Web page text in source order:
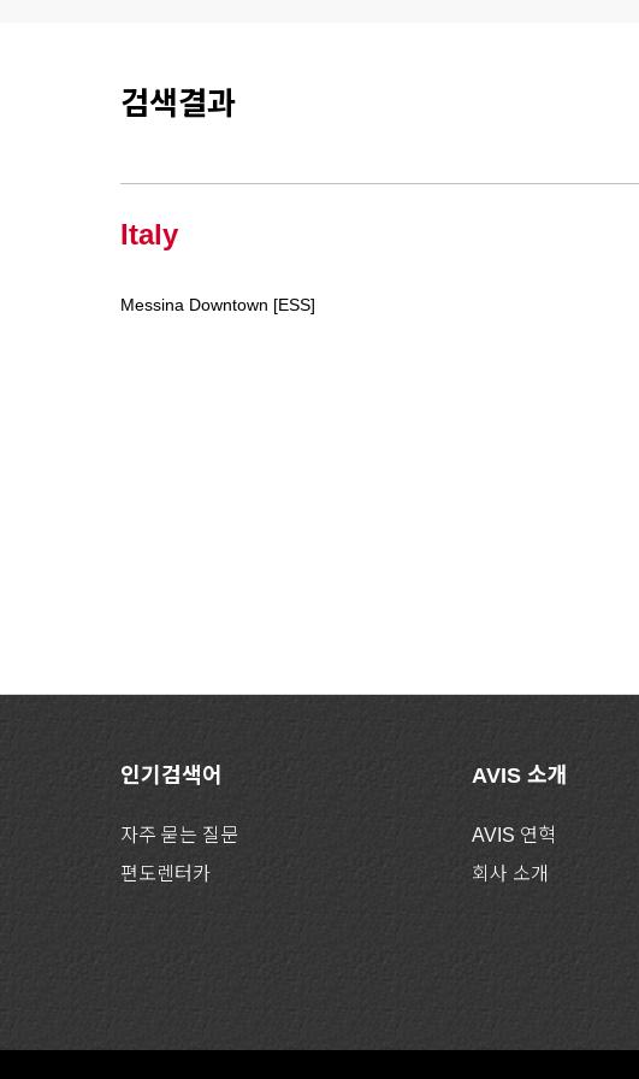
검색결과
Italy
Messina Downtown [ESS]
인기검색어
자주 묻는 질문
편도렌터카
AVIS 소개
AVIS 연혁
회사 소개